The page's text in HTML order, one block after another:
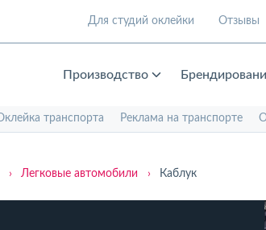
Для студий оклейки Отзывы
Производство
транспорта Реклама на транспорте
› Легковые автомобили › Каблук